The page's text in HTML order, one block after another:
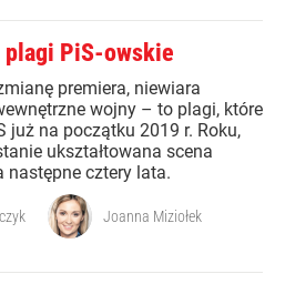
PiS-owskie
premiera, niewiara
wojny – to plagi, które
już na początku 2019 r. Roku,
ukształtowana scena
następne cztery lata.
Joanna Miziołek